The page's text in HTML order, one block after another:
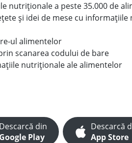
nutriționale a peste 35.000 de
și idei de mese cu
ul alimentelor
scanarea codului de bare
nutriționale ale alimentelor
Descarcă din
Google Play
Descarcă
App Store